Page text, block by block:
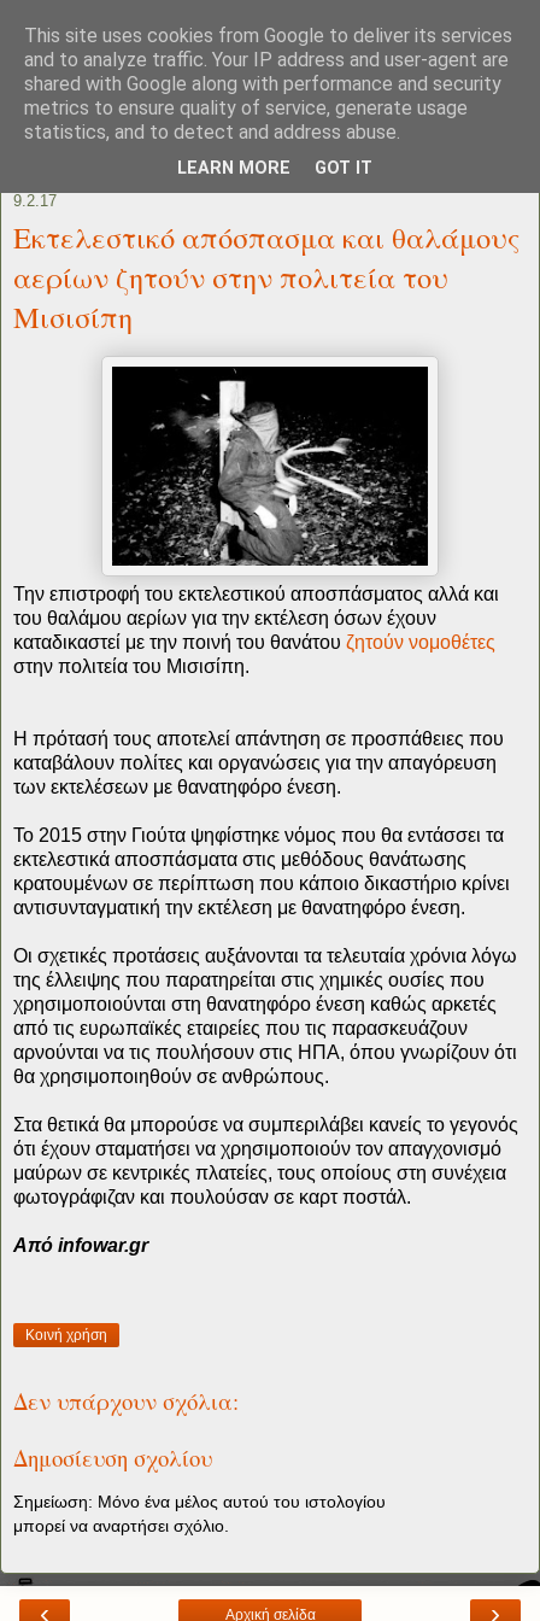
9.2.17
Eκτελεστικό απόσπασμα και θαλάμους
αερίων ζητούν στην πολιτεία του
Μισισίπη
Την επιστροφή του εκτελεστικού αποσπάσματος αλλά και
του θαλάμου αερίων για την εκτέλεση όσων έχουν
καταδικαστεί με την ποινή του θανάτου ζητούν νομοθέτες
στην πολιτεία του Μισισίπη.
Η πρότασή τους αποτελεί απάντηση σε προσπάθειες που
καταβάλουν πολίτες και οργανώσεις για την απαγόρευση
των εκτελέσεων με θανατηφόρο ένεση.
Το 2015 στην Γιούτα ψηφίστηκε νόμος που θα εντάσσει τα
εκτελεστικά αποσπάσματα στις μεθόδους θανάτωσης
κρατουμένων σε περίπτωση που κάποιο δικαστήριο κρίνει
αντισυνταγματική την εκτέλεση με θανατηφόρο ένεση.
Οι σχετικές προτάσεις αυξάνονται τα τελευταία χρόνια λόγω
της έλλειψης που παρατηρείται στις χημικές ουσίες που
χρησιμοποιούνται στη θανατηφόρο ένεση καθώς αρκετές
από τις ευρωπαϊκές εταιρείες που τις παρασκευάζουν
αρνούνται να τις πουλήσουν στις ΗΠΑ, όπου γνωρίζουν ότι
θα χρησιμοποιηθούν σε ανθρώπους.
Στα θετικά θα μπορούσε να συμπεριλάβει κανείς το γεγονός
ότι έχουν σταματήσει να χρησιμοποιούν τον απαγχονισμό
μαύρων σε κεντρικές πλατείες, τους οποίους στη συνέχεια
φωτογράφιζαν και πουλούσαν σε καρτ ποστάλ.
Aπό infowar.gr
Κοινή χρήση
Δεν υπάρχουν σχόλια:
Δημοσίευση σχολίου
Σημείωση: Μόνο ένα μέλος αυτού του ιστολογίου
μπορεί να αναρτήσει σχόλιο.
‹ ›
Αρχική σελίδα
This site uses cookies from Google to deliver its services
and to analyze traffic. Your IP address and user-agent are
shared with Google along with performance and security
metrics to ensure quality of service, generate usage
statistics, and to detect and address abuse.
LEARN MORE GOT IT